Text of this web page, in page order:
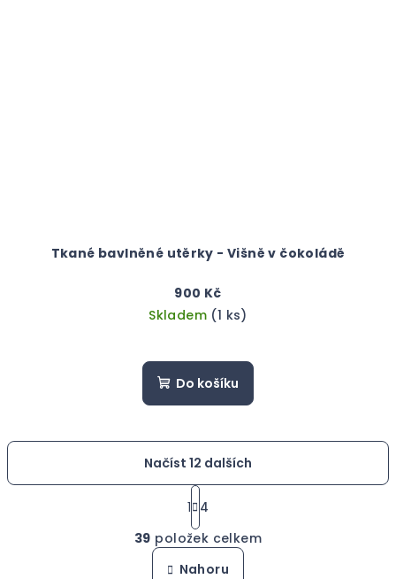
Tkané bavlněné utěrky - Višně v čokoládě
900 Kč
Skladem (1 ks)
Do košíku
O
v
l
Načíst 12 dalších
S
t
r
á
n
1 4
39 položek celkem
Nahoru